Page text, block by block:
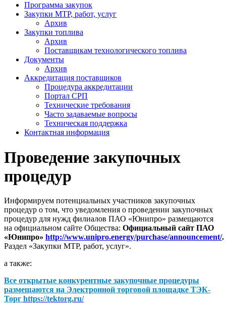
Программа закупок
Закупки МТР, работ, услуг
Архив
Закупки топлива
Архив
Поставщикам технологического топлива
Документы
Архив
Аккредитация поставщиков
Процедура аккредитации
Портал СРП
Технические требования
Часто задаваемые вопросы
Техническая поддержка
Контактная информация
Проведение закупочных
процедур
Информируем потенциальных участников закупочных
процедур о том, что уведомления о проведении закупочных
процедур для нужд филиалов ПАО «Юнипро» размещаются
на официальном сайте Общества: Официальный сайт ПАО
«Юнипро» http://www.unipro.energy/purchase/announcement/.
Раздел «Закупки МТР, работ, услуг».
а также:
Все открытые конкурентные закупочные процедуры
размещаются на Электронной торговой площадке ТЭК-
Торг https://tektorg.ru/